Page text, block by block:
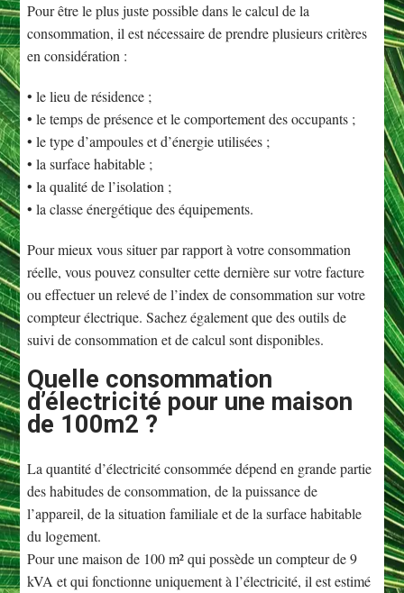
Pour être le plus juste possible dans le calcul de la
consommation, il est nécessaire de prendre plusieurs critères
en considération :
• le lieu de résidence ;
• le temps de présence et le comportement des occupants ;
• le type d’ampoules et d’énergie utilisées ;
• la surface habitable ;
• la qualité de l’isolation ;
• la classe énergétique des équipements.
Pour mieux vous situer par rapport à votre consommation
réelle, vous pouvez consulter cette dernière sur votre facture
ou effectuer un relevé de l’index de consommation sur votre
compteur électrique. Sachez également que des outils de
suivi de consommation et de calcul sont disponibles.
Quelle consommation
d’électricité pour une maison
de 100m2 ?
La quantité d’électricité consommée dépend en grande partie
des habitudes de consommation, de la puissance de
l’appareil, de la situation familiale et de la surface habitable
du logement.
Pour une maison de 100 m² qui possède un compteur de 9
kVA et qui fonctionne uniquement à l’électricité, il est estimé